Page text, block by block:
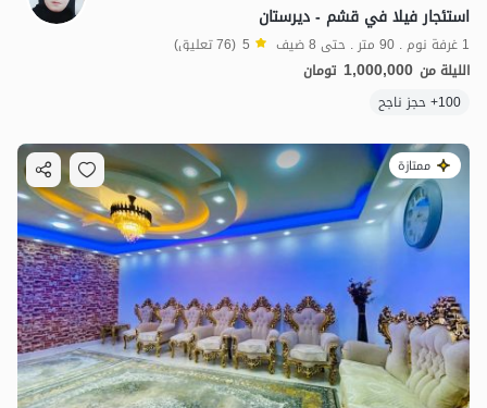
استئجار فيلا في قشم - ديرستان
1 غرفة نوم . 90 متر . حتى 8 ضيف 5 (76 تعليق)
الليلة من 1,000,000 تومان
100+ حجز ناجح
ممتازة